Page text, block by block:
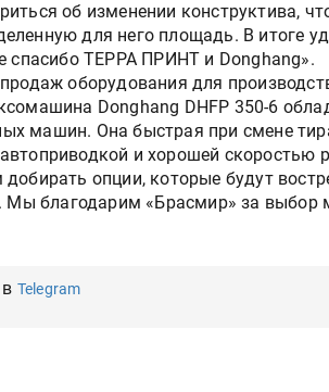
об изменении конструктива,
для него площадь. В итоге
спасибо ТЕРРА ПРИНТ и Donghang».
оборудования для
Donghang DHFP 350-6
машин. Она быстрая при смене
и хорошей скоростью
опции, которые будут
Мы благодарим «Брасмир» за выбор
Telegram